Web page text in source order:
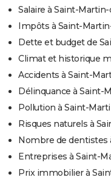
Salaire à Saint-
Impôts à Saint-
Dette et budget de
Climat et historique
Accidents à Saint-
Délinquance à Saint-
Pollution à Saint-
Risques naturels à
Nombre de dentistes
Entreprises à Saint-
Prix immobilier à